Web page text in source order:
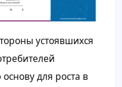
устоявшихся
для роста в